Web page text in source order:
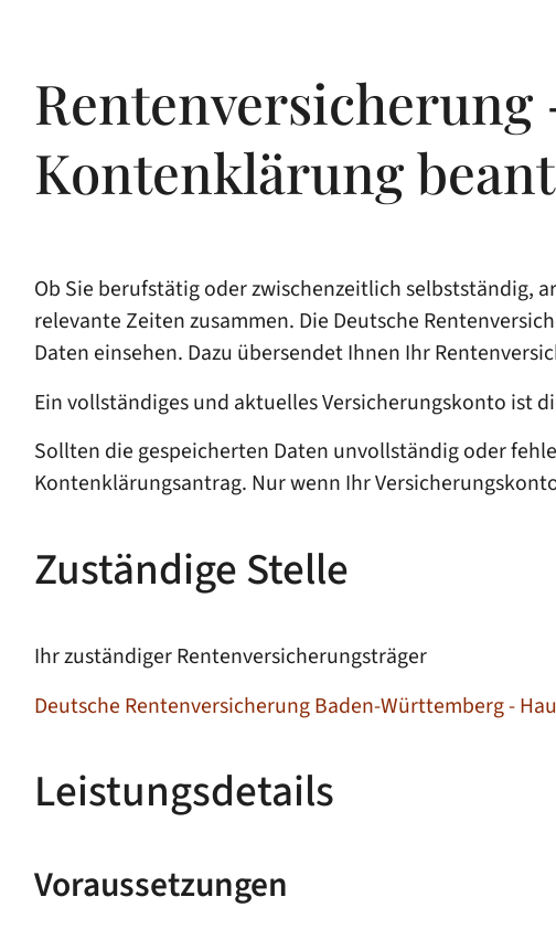
Kontenklärung
Ob Sie berufstätig oder zwischenzeitlich selbstständig,
relevante Zeiten zusammen. Die Deutsche
Daten einsehen. Dazu übersendet Ihnen Ihr
Ein vollständiges und aktuelles Versicherungskonto ist
Sollten die gespeicherten Daten unvollständig oder
Kontenklärungsantrag. Nur wenn Ihr
Zuständige Stelle
Ihr zuständiger Rentenversicherungsträger
Deutsche Rentenversicherung Baden-Württemberg -
Leistungsdetails
Voraussetzungen